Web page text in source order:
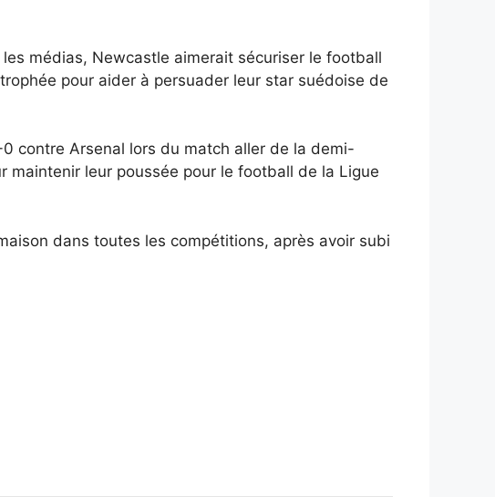
médias, Newcastle aimerait sécuriser le football
pour aider à persuader leur star suédoise de
contre Arsenal lors du match aller de la demi-
leur poussée pour le football de la Ligue
dans toutes les compétitions, après avoir subi